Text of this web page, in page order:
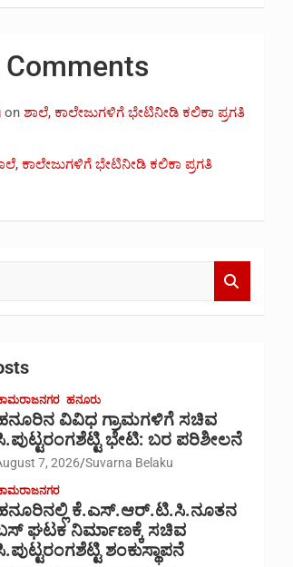
Comments
on ಶಾಲೆ, ಕಾಲೇಜುಗಳಿಗೆ ಭೇಟಿನೀಡಿ ಕಲಿಕಾ ಪ್ರಗತಿ
ಕಾಲೇಜುಗಳಿಗೆ ಭೇಟಿನೀಡಿ ಕಲಿಕಾ ಪ್ರಗತಿ
ಹನೂರು
ವಿವಿಧ ಗ್ರಾಮಗಳಿಗೆ ಸಚಿವ
ಭೇಟಿ: ಬರ ಪರಿಶೀಲನೆ
7, 2026 Suvarna Belaku
ಕೆ.ಎಸ್.ಆರ್.ಟಿ.ಸಿ.ನೂತನ
ಘಟಕ ನಿರ್ಮಾಣಕ್ಕೆ ಸಚಿವ
ಶಂಕುಸ್ಥಾಪನೆ